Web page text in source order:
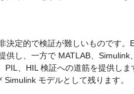
定的で検証が難しいものです。
供し、一方で MATLAB、Simulink
、HIL 検証への道筋を提供しま
モデルとして残ります。